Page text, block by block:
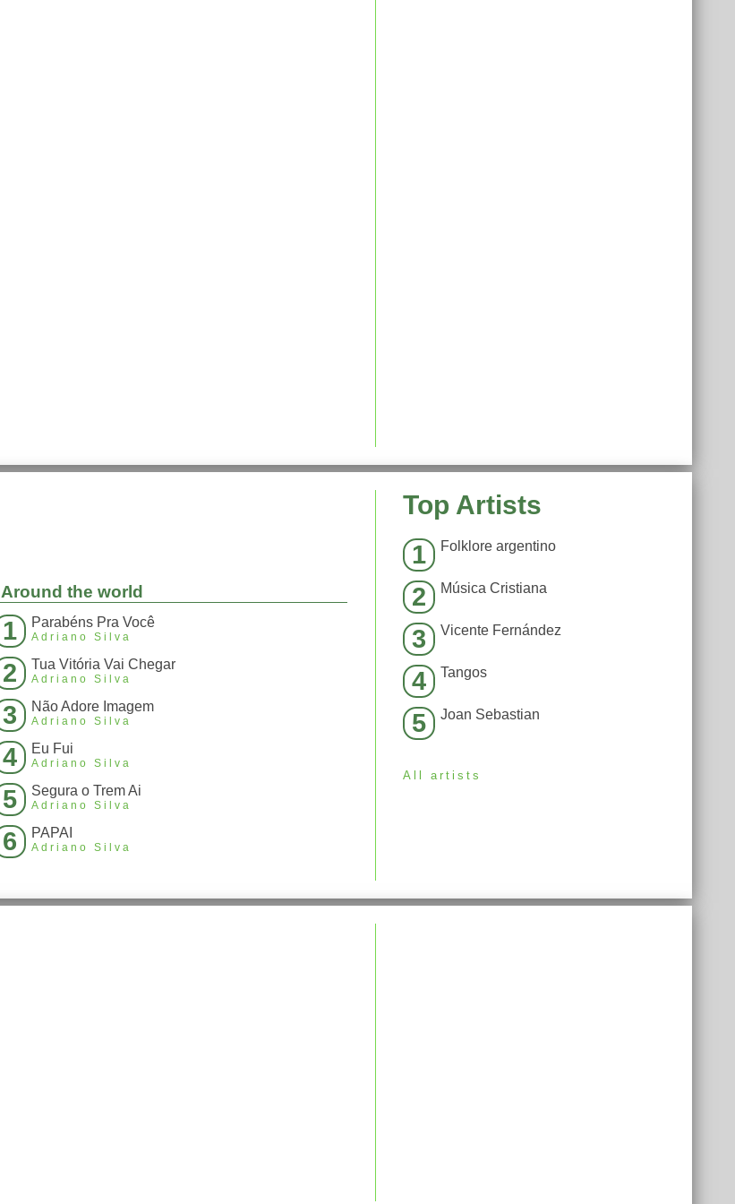
Around the world
1 Parabéns Pra Você
Adriano Silva
2 Tua Vitória Vai Chegar
Adriano Silva
3 Não Adore Imagem
Adriano Silva
4 Eu Fui
Adriano Silva
5 Segura o Trem Ai
Adriano Silva
6 PAPAI
Adriano Silva
Top Artists
1 Folklore argentino
2 Música Cristiana
3 Vicente Fernández
4 Tangos
5 Joan Sebastian
All artists